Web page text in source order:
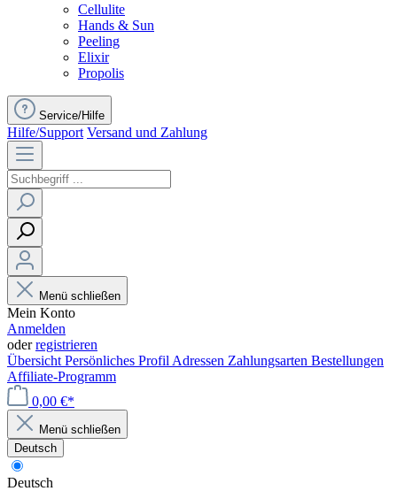
Cellulite
Hands & Sun
Peeling
Elixir
Propolis
Service/Hilfe
Hilfe/Support Versand und Zahlung
Menü schließen
Mein Konto
Anmelden
oderregistrieren
Übersicht Persönliches Profil Adressen Zahlungsarten Bestellungen
Affiliate-Programm
0,00 €*
Menü schließen
Deutsch
Deutsch